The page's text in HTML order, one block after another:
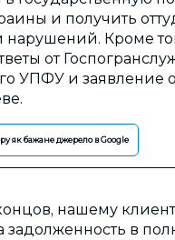
и получить
нарушений. Кроме
от
УПФУ и заявление
як бажане джерело в Google
нашему
задолженность в